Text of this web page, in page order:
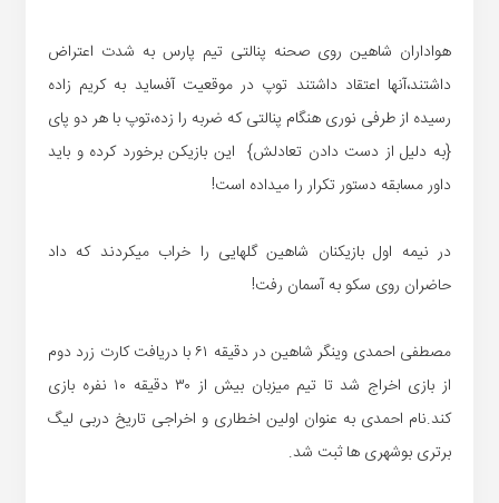
هواداران شاهین روی صحنه پنالتی تیم پارس به شدت اعتراض
داشتند،آنها اعتقاد داشتند توپ در موقعیت آفساید به کریم زاده
رسیده از طرفی نوری هنگام پنالتی که ضربه را زده،توپ با هر دو پای
{به دلیل از دست دادن تعادلش} این بازیکن برخورد کرده و باید
داور مسابقه دستور تکرار را میداده است!
در نیمه اول بازیکنان شاهین گلهایی را خراب میکردند که داد
حاضران روی سکو به آسمان رفت!
مصطفی احمدی وینگر شاهین در دقیقه ۶۱ با دریافت کارت زرد دوم
از بازی اخراج شد تا تیم میزبان بیش از ۳۰ دقیقه ۱۰ نفره بازی
کند.نام احمدی به عنوان اولین اخطاری و اخراجی تاریخ دربی لیگ
برتری بوشهری ها ثبت شد.